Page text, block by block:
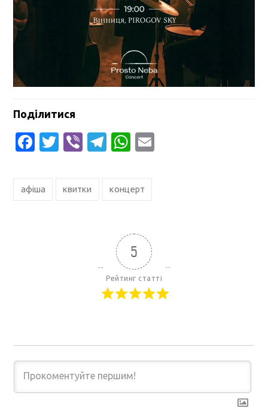
Поділитися
Facebook
Twitter
ViberTelegram
WhatsApp
афіша квитки концерт
5
Рейтинг статті